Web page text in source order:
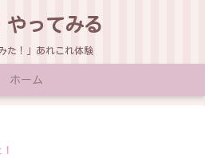
やってみる
た！」あれこれ体験
ホーム